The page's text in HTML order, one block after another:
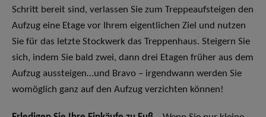
Schritt bereit sind, verlassen Sie zum Treppeaufsteigen den
Aufzug eine Etage vor Ihrem eigentlichen Ziel und nutzen
Sie für das letzte Stockwerk das Treppenhaus. Steigern Sie
sich, indem Sie bald zwei, dann drei Etagen früher aus dem
Aufzug aussteigen…und Bravo – irgendwann werden Sie
womöglich ganz auf den Aufzug verzichten können!